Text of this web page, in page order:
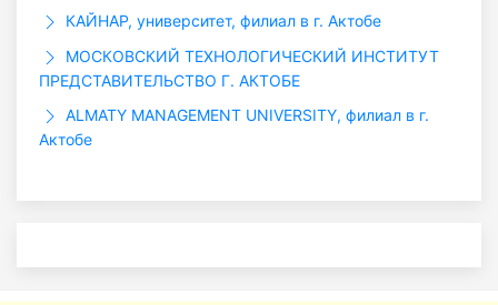
КАЙНАР, университет, филиал в г. Актобе
МОСКОВСКИЙ ТЕХНОЛОГИЧЕСКИЙ ИНСТИТУТ
ПРЕДСТАВИТЕЛЬСТВО Г. АКТОБЕ
ALMATY MANAGEMENT UNIVERSITY, филиал в г.
Актобе